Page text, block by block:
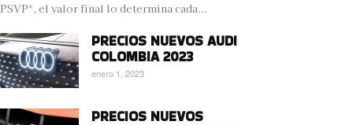
PSVP*, el valor final lo determina cada...
PRECIOS NUEVOS AUDI
COLOMBIA 2023
enero 1, 2023
PRECIOS NUEVOS